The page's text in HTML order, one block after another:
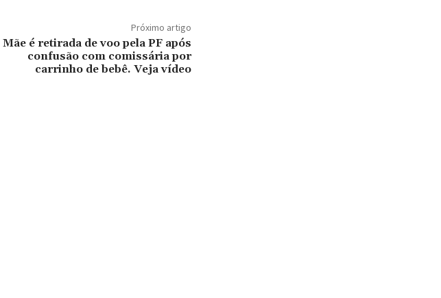
Próximo artigo
Mãe é retirada de voo pela PF após
confusão com comissária por
carrinho de bebê. Veja vídeo